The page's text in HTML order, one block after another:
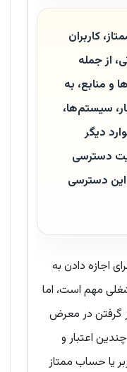
کاربران
از جمله
و منابع، به
سیستم‌ها،
دیگر
دسترسی
این دسترسی
اجازه دادن به
مهم است، اما
گرفتن در معرض
اعتبار و
یا حساب ممتاز